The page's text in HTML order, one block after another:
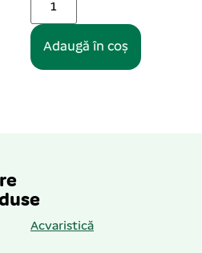
Adaugă în coș
Acvaristică